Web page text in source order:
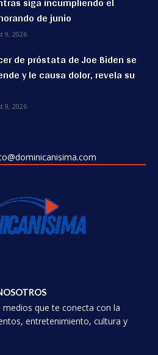
de junio
9, 2026
de próstata de Joe Biden se
y le causa dolor, revela su
9, 2026
que te conecta con la
entretenimiento, cultura y